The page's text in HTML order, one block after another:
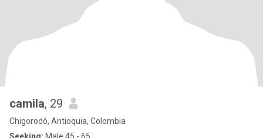
camila, 29
Chigorodó, Antioquia, Colombia